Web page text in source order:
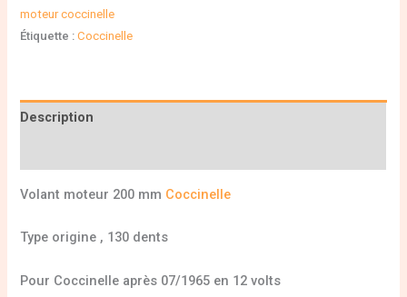
moteur coccinelle
Étiquette :Coccinelle
Description
Volant moteur 200 mm Coccinelle
Type origine , 130 dents
Pour Coccinelle après 07/1965 en 12 volts